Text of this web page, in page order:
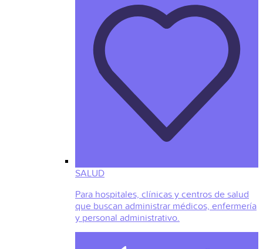
SALUD
Para hospitales, clínicas y centros de salud
que buscan administrar médicos, enfermería
y personal administrativo.